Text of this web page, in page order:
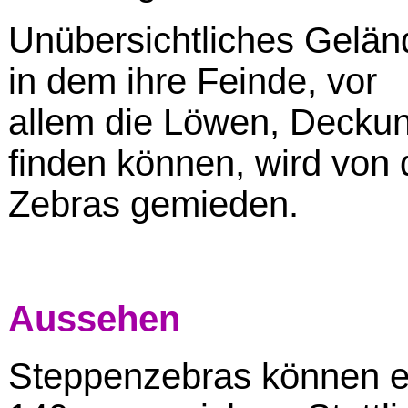
Unübersichtliches
in dem ihre Feinde, vor
allem die Löwen,
finden können, wird von
Zebras gemieden.
Aussehen
Steppenzebras können